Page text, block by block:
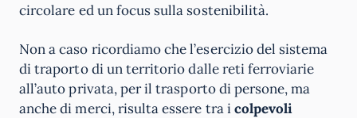
circolare ed un focus sulla sostenibilità.
Non a caso ricordiamo che l’esercizio del sistema
di traporto di un territorio dalle reti ferroviarie
all’auto privata, per il trasporto di persone, ma
anche di merci, risulta essere tra icolpevoli